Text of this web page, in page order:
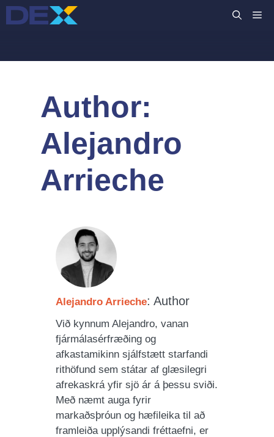
Skip
to
Author:
Alejandro
Arrieche
Alejandro Arrieche: Author
Við kynnum Alejandro, vanan
fjármálasérfræðing og
afkastamikinn sjálfstætt starfandi
rithöfund sem státar af glæsilegri
afrekaskrá yfir sjö ár á þessu sviði.
Með næmt auga fyrir
markaðsþróun og hæfileika til að
framleiða upplýsandi fréttaefni, er